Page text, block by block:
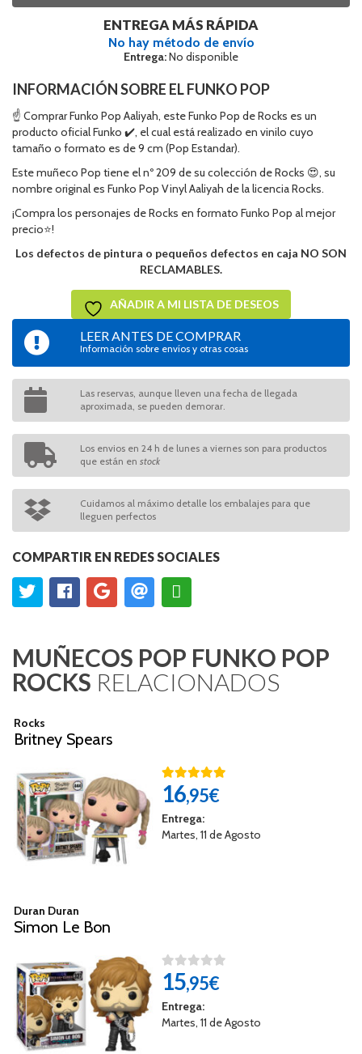
ENTREGA MÁS RÁPIDA
No hay método de envío
Entrega:No disponible
INFORMACIÓN SOBRE EL FUNKO POP
☝ Comprar Funko Pop Aaliyah, este Funko Pop de Rocks es un
producto oficial Funko ✔️, el cual está realizado en vinilo cuyo
tamaño o formato es de 9 cm (Pop Estandar).
Este muñeco Pop tiene el nº 209 de su colección de Rocks 😍, su
nombre original es Funko Pop Vinyl Aaliyah de la licencia Rocks.
¡Compra los personajes de Rocks en formato Funko Pop al mejor
precio⭐!
Los defectos de pintura o pequeños defectos en caja NO SON
RECLAMABLES.
AÑADIR A MI LISTA DE DESEOS
LEER ANTES DE COMPRAR
Información sobre envíos y otras cosas
Las reservas, aunque lleven una fecha de llegada
aproximada, se pueden demorar.
Los envios en 24 h de lunes a viernes son para productos
que están en stock
Cuidamos al máximo detalle los embalajes para que
lleguen perfectos
COMPARTIR EN REDES SOCIALES
MUÑECOS POP FUNKO POP
ROCKS RELACIONADOS
Rocks
Britney Spears
16,95€
Entrega:
Martes, 11 de Agosto
Duran Duran
Simon Le Bon
15,95€
Entrega:
Martes, 11 de Agosto